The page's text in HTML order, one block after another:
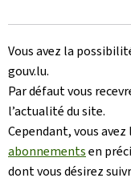
Vous avez la
gouv.lu.
Par défaut vous
l’actualité du site.
Cependant, vous
abonnementsen
dont vous désirez